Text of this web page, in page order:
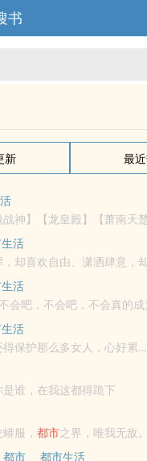
书
新 最
神】【龙皇殿】【萧南天
主，统领天下第一组织：
活
却喜欢自由、潇洒肆意，
不过既来之则安之，曾经的
活
会吧，不会吧，不会真的
活
得保护那么多女人，心好累
谁，在我这都得跪下
服， 都市之界，唯我无敌。 古武家族又如何，
《都市 修罗》还不错的话请
都市
都市生活